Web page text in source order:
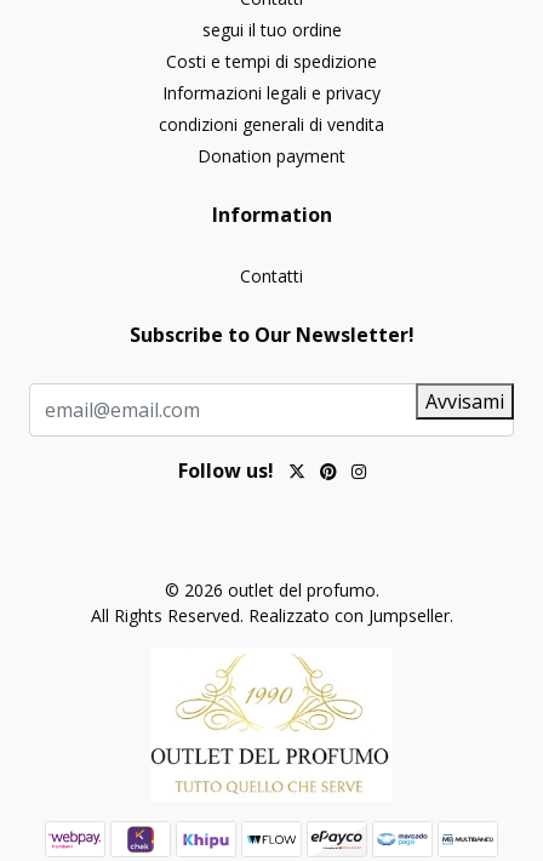
segui il tuo ordine
Costi e tempi di spedizione
Informazioni legali e privacy
condizioni generali di vendita
Donation payment
Information
Contatti
Subscribe to Our Newsletter!
Avvisami
Follow us!
© 2026 outlet del profumo.
All Rights Reserved. Realizzato con Jumpseller.